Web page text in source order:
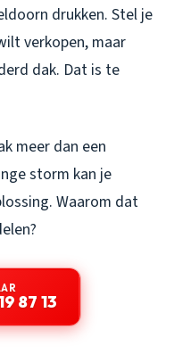
drukken. Stel je
verkopen, maar
dak. Dat is te
meer dan een
storm kan je
Waarom dat
87 13